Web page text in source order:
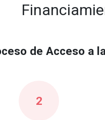
de Acceso a
2